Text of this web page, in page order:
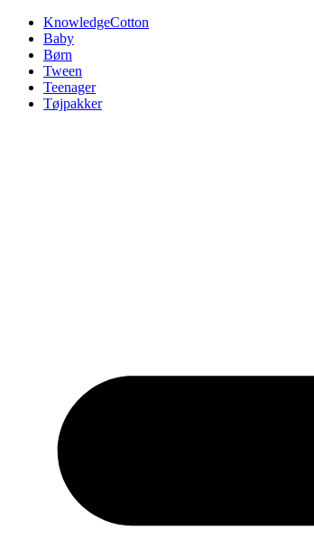
Videre
indhold
KnowledgeCotton
Baby
Børn
Tween
Teenager
Tøjpakker